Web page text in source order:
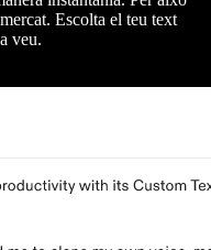
Escolta el teu text
veu.